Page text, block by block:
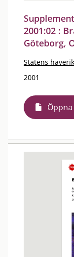
2001:02 :
Göteborg,
Statens
2001